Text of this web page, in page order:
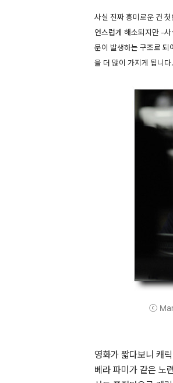
사실 진짜 흥미로운 건
연스럽게 해소되지만 -
문이 발생하는 구조로 되
을 더 많이 가지게 됩니
ⓒ
영화가 짧다보니 캐
베라 파미가 같은 노